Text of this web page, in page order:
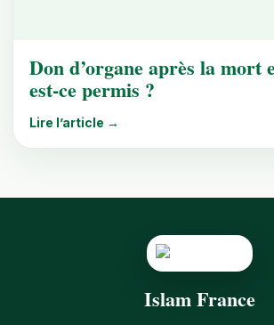
Don d’organe après la mort
est-ce permis ?
Lire l’article →
Islam France